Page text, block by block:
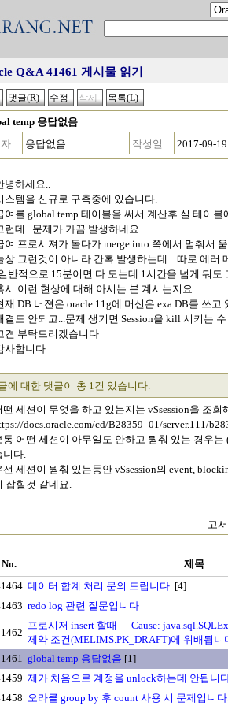
Q&A 41461 게시물 읽기
temp 응답없음
응답없음 작성일 2017-09-
녕하세요..
스템을 신규로 구축중에 있습니다.
여를 global temp 테이블을 써서 계산후 실 테이
런데...문제가 가끔 발생하네요..
여 프로시져가 돌다가 merge into 쪽에서 멈춰서
상 그런것이 아니라 간혹 발생하는데....따로 에러
반적으로 15분이면 다 도는데 1시간을 넘게 둬
시 이런 현상에 대해 아시는 분 계시는지요...
재 DB 버젼은 oracle 11g에 머신은 exa DB를 쓰고
결도 안되고...문제 생기면 Session을 kill 시키는
견 부탁드리겠습니다
사합니다
에 대한 댓글이 총 1건 있습니다.
떤 세션이 무엇을 하고 있는지는 v$session을 조회
docs.oracle.com/cd/B28359_01/server.111/
통 어떤 세션이 아무일도 안하고 뭠춰 있는 경우
니다.
선 세션이 뭠춰 있는동안 v$session의 event,
잡힐것 같네요.
고
No.
제목
데이터 합계 처리 문의 드립니다. [4]
redo log 관련 질문입니다
프로시저 insert 할때 --- Cause:
제약 조건(MELIMS.PK_DRAFT)에 위배됩
global temp 응답없음 [1]
제가 처음으로 계정을 unlock하는데 안됩니
오라클 group by 후 count 사용 시 문제입니